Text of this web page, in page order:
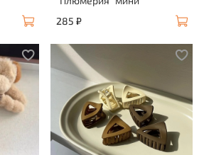
285 ₽